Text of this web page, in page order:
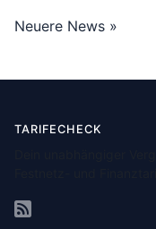
Neuere News »
TARIFECHECK